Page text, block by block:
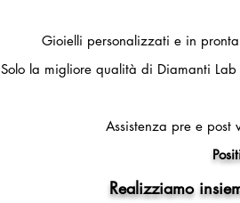
Gioielli personalizzati e in
Solo la migliore qualità di Diamanti
Assistenza pre e post
Realizziamo